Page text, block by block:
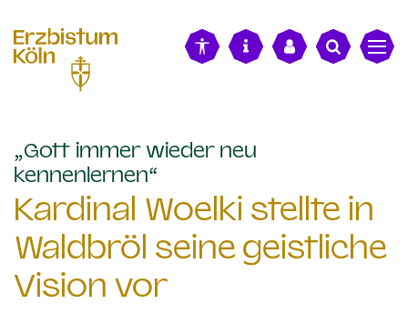
„Gott immer wieder neu
kennenlernen“
Kardinal Woelki stellte in
Waldbröl seine geistliche
Vision vor